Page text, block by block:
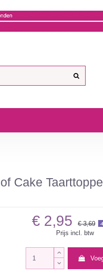
Cake
€ 2,95 € 3,69 -
Prijs incl. btw